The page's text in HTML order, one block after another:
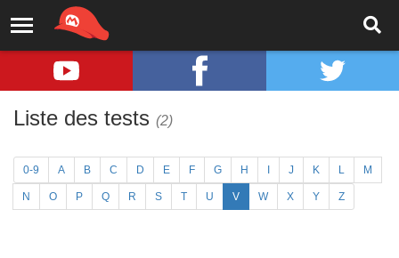
Liste des tests (2)
0-9 A B C D E F G H J K L M
N O P Q R S T U V W X Y Z